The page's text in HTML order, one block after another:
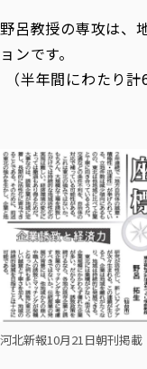
ICT教育
初年次教育（リエ
実学臨床教育（総
学びのサポート
学びのサポート
宿舎の紹介
学生生活サポート
学生自主活動支援
社会人学生の育
学生総合補償制度
スポーツ傷害保険
JICA草の根技術協
研究所について
研究者のご紹介
野呂教授の専攻は、
ョンです。
（半年間にわたり
河北新報10月21日朝刊掲載